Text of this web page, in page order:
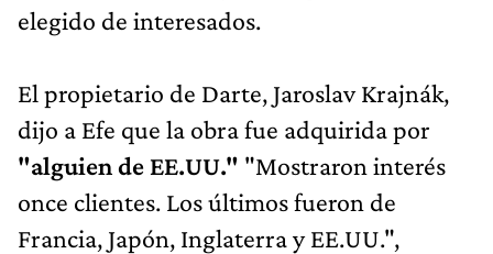
elegido de interesados.
El propietario de Darte, Jaroslav Krajnák,
dijo a Efe que la obra fue adquirida por
"alguien de EE.UU." "Mostraron interés
once clientes. Los últimos fueron de
Francia, Japón, Inglaterra y EE.UU.",